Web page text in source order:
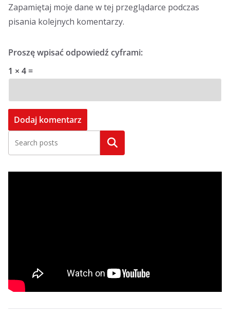
Zapamiętaj moje dane w tej przeglądarce podczas
pisania kolejnych komentarzy.
Proszę wpisać odpowiedź cyframi:
1 × 4 =
Szukaj